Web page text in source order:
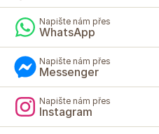
Napište nám přes
WhatsApp
Napište nám přes
Messenger
Napište nám přes
Instagram